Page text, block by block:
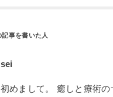
sei
初めまして。 癒しと療術